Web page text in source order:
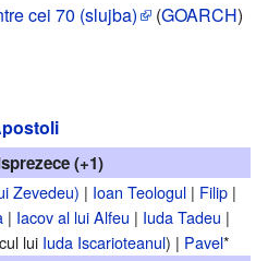
cei 70 (slujba) (GOARCH)
(+1)
Zevedeu) | Ioan Teologul| Filip|
| Iacov al lui Alfeu | Iuda Tadeu |
lui Iuda Iscarioteanul) | Pavel*